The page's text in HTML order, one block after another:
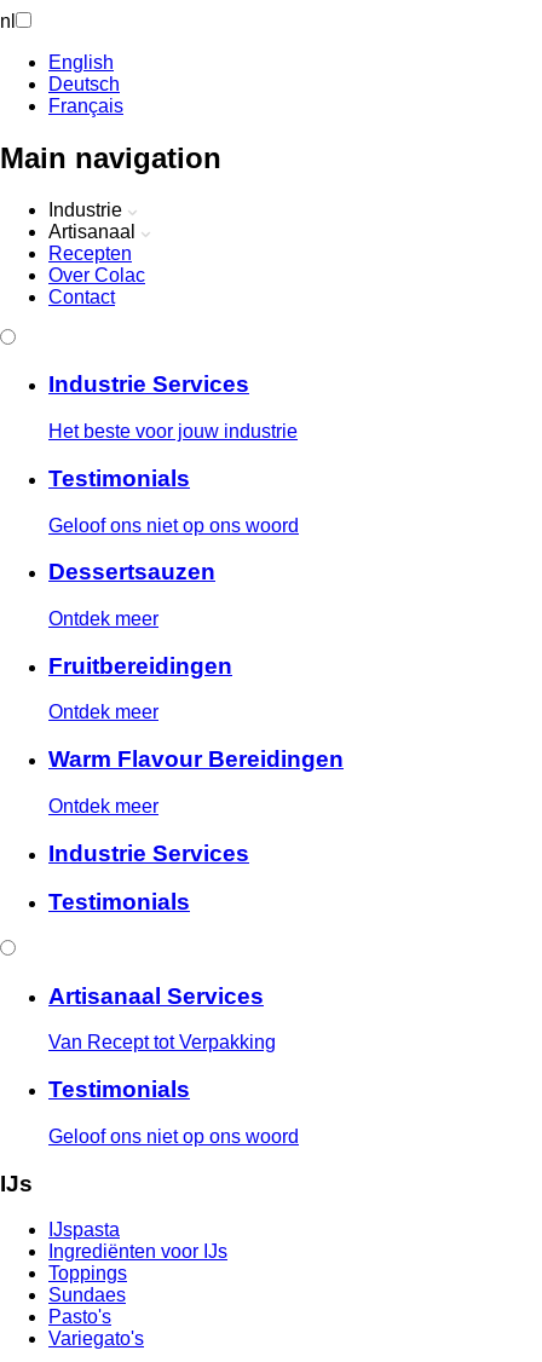
nl
English
Deutsch
Français
Main navigation
Industrie
Artisanaal
Recepten
Over Colac
Contact
Industrie Services
Het beste voor jouw industrie
Testimonials
Geloof ons niet op ons woord
Dessertsauzen
Ontdek meer
Fruitbereidingen
Ontdek meer
Warm Flavour Bereidingen
Ontdek meer
Industrie Services
Testimonials
Artisanaal Services
Van Recept tot Verpakking
Testimonials
Geloof ons niet op ons woord
IJs
IJspasta
Ingrediënten voor IJs
Toppings
Sundaes
Pasto's
Variegato's